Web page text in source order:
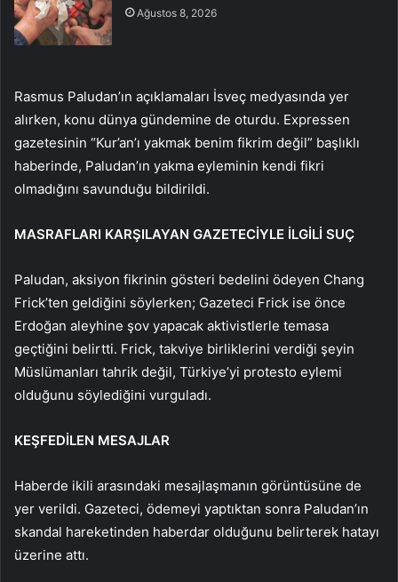
Ağustos 8, 2026
Rasmus Paludan’ın açıklamaları İsveç medyasında yer
alırken, konu dünya gündemine de oturdu. Expressen
gazetesinin “Kur’an’ı yakmak benim fikrim değil” başlıklı
haberinde, Paludan’ın yakma eyleminin kendi fikri
olmadığını savunduğu bildirildi.
MASRAFLARI KARŞILAYAN GAZETECİYLE İLGİLİ SUÇ
Paludan, aksiyon fikrinin gösteri bedelini ödeyen Chang
Frick’ten geldiğini söylerken; Gazeteci Frick ise önce
Erdoğan aleyhine şov yapacak aktivistlerle temasa
geçtiğini belirtti. Frick, takviye birliklerini verdiği şeyin
Müslümanları tahrik değil, Türkiye’yi protesto eylemi
olduğunu söylediğini vurguladı.
KEŞFEDİLEN MESAJLAR
Haberde ikili arasındaki mesajlaşmanın görüntüsüne de
yer verildi. Gazeteci, ödemeyi yaptıktan sonra Paludan’ın
skandal hareketinden haberdar olduğunu belirterek hatayı
üzerine attı.